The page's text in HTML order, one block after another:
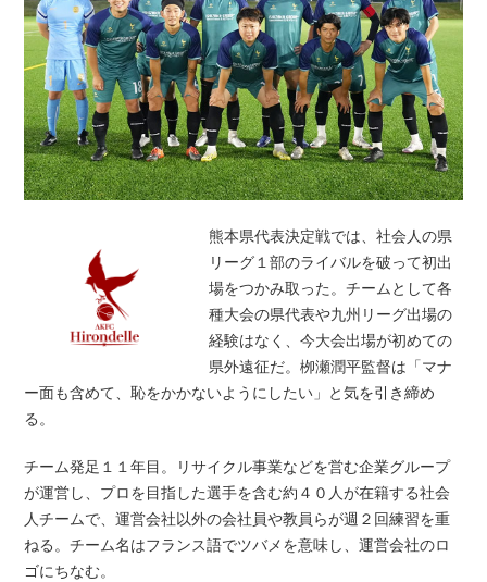
熊本県代表決定戦では、社会人の県
リーグ１部のライバルを破って初出
場をつかみ取った。チームとして各
種大会の県代表や九州リーグ出場の
経験はなく、今大会出場が初めての
県外遠征だ。栁瀬潤平監督は「マナ
ー面も含めて、恥をかかないようにしたい」と気を引き締め
る。
チーム発足１１年目。リサイクル事業などを営む企業グループ
が運営し、プロを目指した選手を含む約４０人が在籍する社会
人チームで、運営会社以外の会社員や教員らが週２回練習を重
ねる。チーム名はフランス語でツバメを意味し、運営会社のロ
ゴにちなむ。